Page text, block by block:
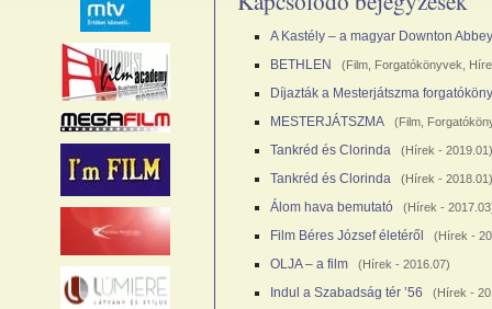
A Kastély – a magyar Downton Abbey
BETHLEN
(Film Forgatókönyvek
Díjazták a Mesterjátszma
MESTERJÁTSZMA
(Film
Tankréd és Clorinda (Hírek - 2019.01)
Tankréd és Clorinda (Hírek - 2018.01)
Álom hava bemutató (Hírek -
Film Béres József életéről (Hírek -
OLJA – a film (Hírek - 2016.07)
Indul a Szabadság tér ’56 (Hírek -